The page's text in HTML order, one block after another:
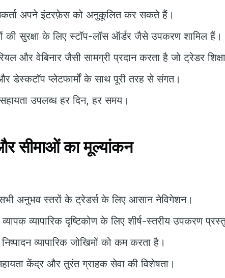
अपने इंटरफ़ेस को अनुकूलित कर सकते हैं।
की सुरक्षा के लिए स्टॉप-लॉस ऑर्डर जैसे उपकरण शामिल हैं।
और वेबिनार जैसी सामग्री प्रदान करता है जो ट्रेडर
डेस्कटॉप प्लेटफार्मों के साथ पूरी तरह से संगत।
सहायता उपलब्ध हर दिन, हर समय।
सीमाओं का मूल्यांकन
अनुभव स्तरों के ट्रेडर्स के लिए आसान नेविगेशन।
व्यापक व्यापारिक दृष्टिकोण के लिए शीर्ष-स्तरीय उपकरण
निष्पादन व्यापारिक जोखिमों को कम करता है।
केंद्र और तुरंत ग्राहक सेवा की विशेषता।